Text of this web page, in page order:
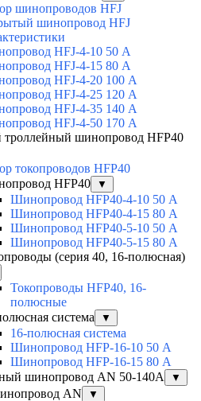
шинопроводов HFJ
шинопровод HFJ
HFJ-4-10 50 А
HFJ-4-15 80 А
HFJ-4-20 100 А
HFJ-4-25 120 А
HFJ-4-35 140 А
HFJ-4-50 170 А
троллейный шинопровод HFP40
токопроводов HFP40
HFP40
▼
Шинопровод HFP40-4-10 50 А
Шинопровод HFP40-4-15 80 А
Шинопровод HFP40-5-10 50 А
Шинопровод HFP40-5-15 80 А
(серия 40, 16-полюсная)
Токопроводы HFP40, 16-
полюсные
система
▼
16-полюсная система
Шинопровод HFP-16-10 50 А
Шинопровод HFP-16-15 80 А
шинопровод AN 50-140А
▼
AN ▼